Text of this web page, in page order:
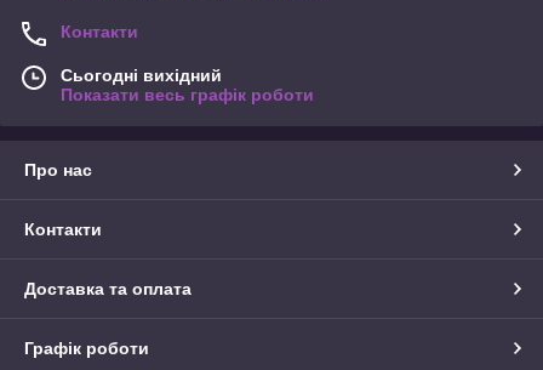
Контакти
Сьогодні вихідний
Показати весь графік роботи
Про нас
Контакти
Доставка та оплата
Графік роботи